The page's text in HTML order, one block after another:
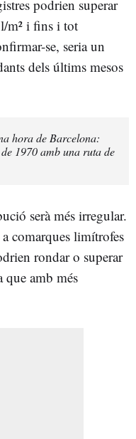
podrien superar
m² i fins i tot
se, seria un
dels últims mesos
hora de Barcelona:
1970 amb una ruta de
serà més irregular.
comarques limítrofes
rondar o superar
que amb més